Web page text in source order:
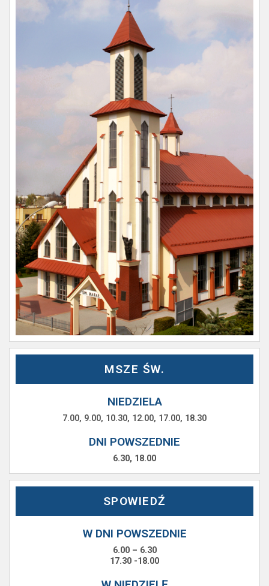
MSZE ŚW.
NIEDZIELA
7.00, 9.00, 10.30, 12.00, 17.00, 18.30
DNI POWSZEDNIE
6.30, 18.00
SPOWIEDŹ
W DNI POWSZEDNIE
6.00 – 6.30
17.30 -18.00